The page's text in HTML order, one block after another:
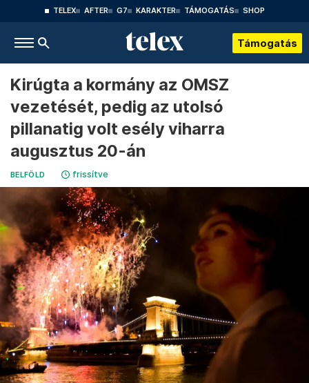
TELEX AFTER G7 KARAKTER TÁMOGATÁS SHOP
Támogatás
Kirúgta a kormány az OMSZ
vezetését, pedig az utolsó
pillanatig volt esély viharra
augusztus 20-án
BELFÖLD frissítve